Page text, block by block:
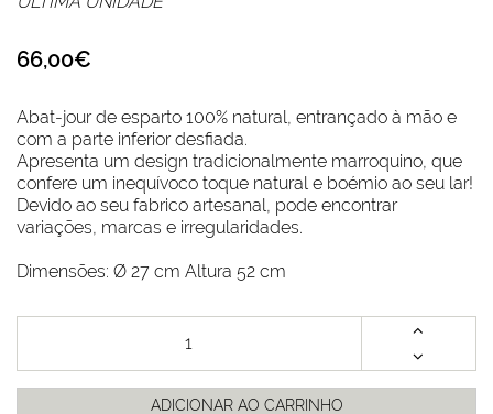
66,00€
Abat-jour de esparto 100% natural, entrançado à mão e
com a parte inferior desfiada.
Apresenta um design tradicionalmente marroquino, que
confere um inequívoco toque natural e boémio ao seu lar!
Devido ao seu fabrico artesanal, pode encontrar
variações, marcas e irregularidades.
Dimensões: Ø 27 cm Altura 52 cm
ADICIONAR AO CARRINHO